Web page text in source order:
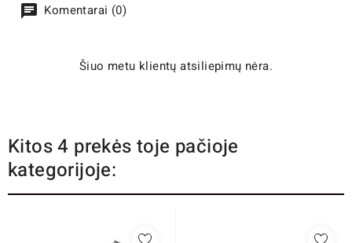
Komentarai (0)
Šiuo metu klientų atsiliepimų nėra.
Kitos 4 prekės toje pačioje
kategorijoje: